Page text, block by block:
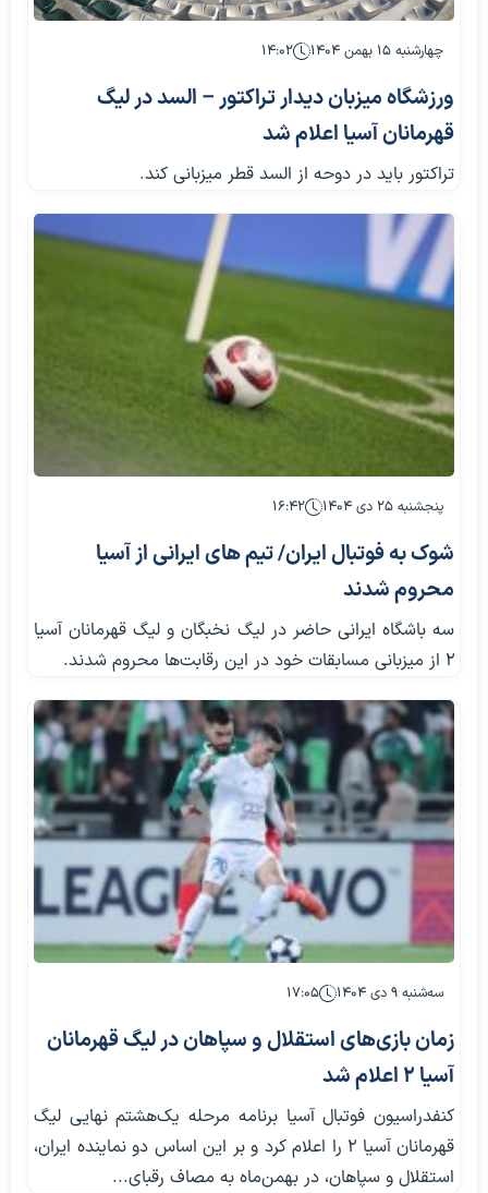
چهارشنبه ۱۵ بهمن ۱۴۰۴ ۱۴:۰۲
ورزشگاه میزبان دیدار تراکتور – السد در لیگ
قهرمانان آسیا اعلام شد
تراکتور باید در دوحه از السد قطر میزبانی کند.
پنجشنبه ۲۵ دی ۱۴۰۴ ۱۶:۴۲
شوک به فوتبال ایران/ تیم های ایرانی از آسیا
محروم شدند
سه باشگاه ایرانی حاضر در لیگ نخبگان و لیگ قهرمانان آسیا
2 از میزبانی مسابقات خود در این رقابت‌ها محروم شدند.
سه‌شنبه ۹ دی ۱۴۰۴ ۱۷:۰۵
زمان بازی‌های استقلال و سپاهان در لیگ قهرمانان
آسیا ۲ اعلام شد
کنفدراسیون فوتبال آسیا برنامه مرحله یک‌هشتم نهایی لیگ
قهرمانان آسیا ۲ را اعلام کرد و بر این اساس دو نماینده ایران،
استقلال و سپاهان، در بهمن‌ماه به مصاف رقبای...